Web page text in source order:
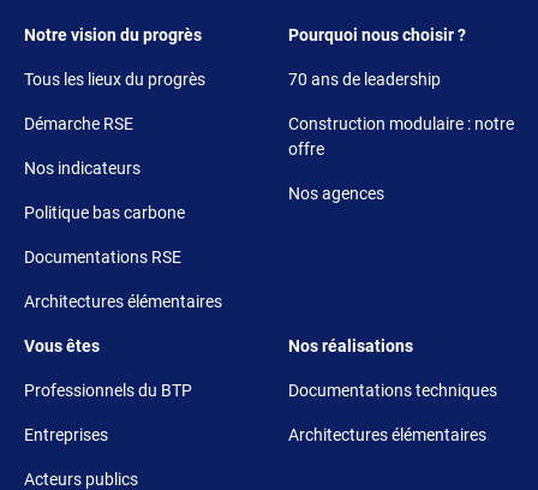
Footer 1
Notre vision du progrès
Tous les lieux du progrès
Démarche RSE
Nos indicateurs
Politique bas carbone
Documentations RSE
Architectures élémentaires
Footer 2
Pourquoi nous choisir ?
70 ans de leadership
Construction modulaire : notre
offre
Nos agences
Footer 3
Vous êtes
Professionnels du BTP
Entreprises
Acteurs publics
Footer 4
Nos réalisations
Documentations techniques
Architectures élémentaires